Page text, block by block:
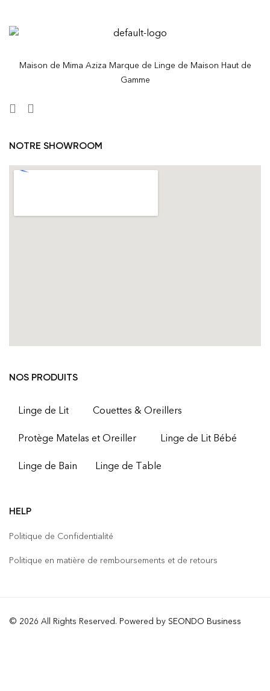
Maison de Mima Aziza Marque de Linge de Maison Haut de
Gamme
NOS PRODUITS
Linge de Lit Couettes & Oreillers
Protège Matelas et Oreiller Linge de Lit Bébé
Linge de Bain Linge de Table
HELP
Politique de Confidentialité
Politique en matière de remboursements et de retours
NOTRE SHOWROOM
© 2026 All Rights Reserved. Powered by SEONDO Business